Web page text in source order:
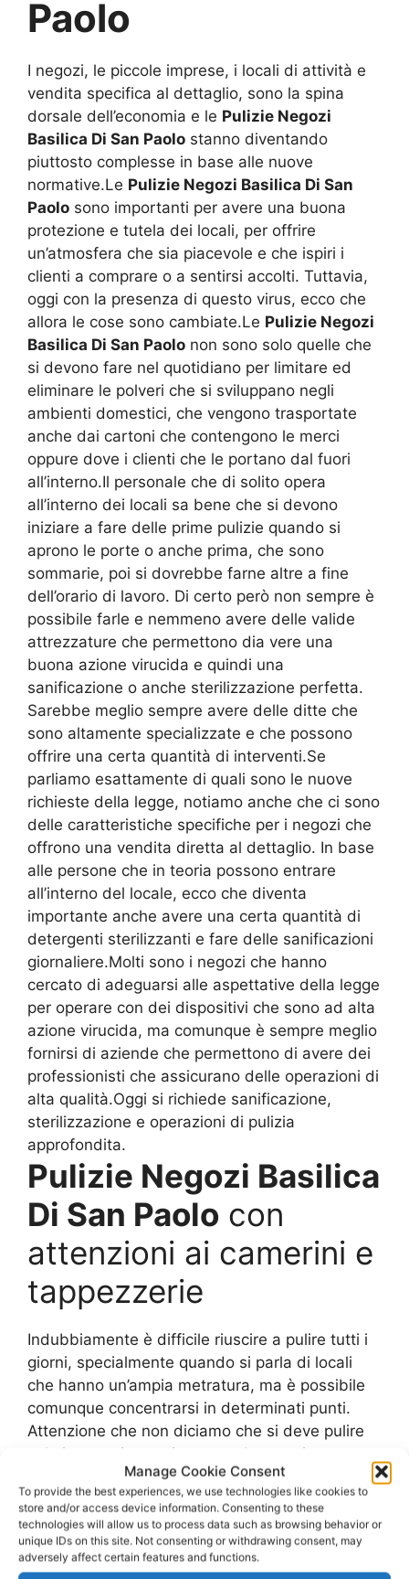
Manage Cookie Consent
To provide the best experiences, we use technologies like cookies to
store and/or access device information. Consenting to these
technologies will allow us to process data such as browsing behavior or
unique IDs on this site. Not consenting or withdrawing consent, may
adversely affect certain features and functions.
Paolo
I negozi, le piccole imprese, i locali di attività e
vendita specifica al dettaglio, sono la spina
dorsale dell’economia e le Pulizie Negozi
Basilica Di San Paolo stanno diventando
piuttosto complesse in base alle nuove
normative.Le Pulizie Negozi Basilica Di San
Paolo sono importanti per avere una buona
protezione e tutela dei locali, per offrire
un’atmosfera che sia piacevole e che ispiri i
clienti a comprare o a sentirsi accolti. Tuttavia,
oggi con la presenza di questo virus, ecco che
allora le cose sono cambiate.Le Pulizie Negozi
Basilica Di San Paolo non sono solo quelle che
si devono fare nel quotidiano per limitare ed
eliminare le polveri che si sviluppano negli
ambienti domestici, che vengono trasportate
anche dai cartoni che contengono le merci
oppure dove i clienti che le portano dal fuori
all’interno.Il personale che di solito opera
all’interno dei locali sa bene che si devono
iniziare a fare delle prime pulizie quando si
aprono le porte o anche prima, che sono
sommarie, poi si dovrebbe farne altre a fine
dell’orario di lavoro. Di certo però non sempre è
possibile farle e nemmeno avere delle valide
attrezzature che permettono dia vere una
buona azione virucida e quindi una
sanificazione o anche sterilizzazione perfetta.
Sarebbe meglio sempre avere delle ditte che
sono altamente specializzate e che possono
offrire una certa quantità di interventi.Se
parliamo esattamente di quali sono le nuove
richieste della legge, notiamo anche che ci sono
delle caratteristiche specifiche per i negozi che
offrono una vendita diretta al dettaglio. In base
alle persone che in teoria possono entrare
all’interno del locale, ecco che diventa
importante anche avere una certa quantità di
detergenti sterilizzanti e fare delle sanificazioni
giornaliere.Molti sono i negozi che hanno
cercato di adeguarsi alle aspettative della legge
per operare con dei dispositivi che sono ad alta
azione virucida, ma comunque è sempre meglio
fornirsi di aziende che permettono di avere dei
professionisti che assicurano delle operazioni di
alta qualità.Oggi si richiede sanificazione,
sterilizzazione e operazioni di pulizia
approfondita.
Pulizie Negozi Basilica
Di San Paolo con
attenzioni ai camerini e
tappezzerie
Indubbiamente è difficile riuscire a pulire tutti i
giorni, specialmente quando si parla di locali
che hanno un’ampia metratura, ma è possibile
comunque concentrarsi in determinati punti.
Attenzione che non diciamo che si deve pulire
solo in questi settori, come ad esempio:
Camerini
Bagni
Antibagni
Tappezzeria